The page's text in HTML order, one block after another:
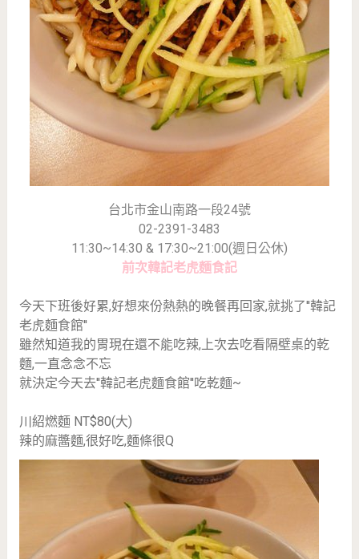
台北市金山南路一段24號
02-2391-3483
11:30~14:30 & 17:30~21:00(週日公休)
前次韓記老虎麵食記
今天下班後好累,好想來份熱熱的晚餐再回家,就挑了''韓記
老虎麵食館''
雖然知道我的胃現在還不能吃辣,上次去吃看隔壁桌的乾
麵,一直念念不忘
就決定今天去''韓記老虎麵食館''吃乾麵~
川紹燃麵 NT$80(大)
辣的麻醬麵,很好吃,麵條很Q